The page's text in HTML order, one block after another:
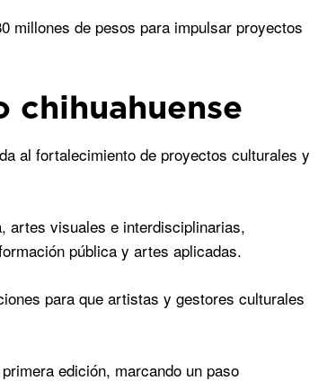
millones de pesos para impulsar proyectos
chihuahuense
al fortalecimiento de proyectos culturales y
artes visuales e interdisciplinarias,
pública y artes aplicadas.
para que artistas y gestores culturales
edición, marcando un paso